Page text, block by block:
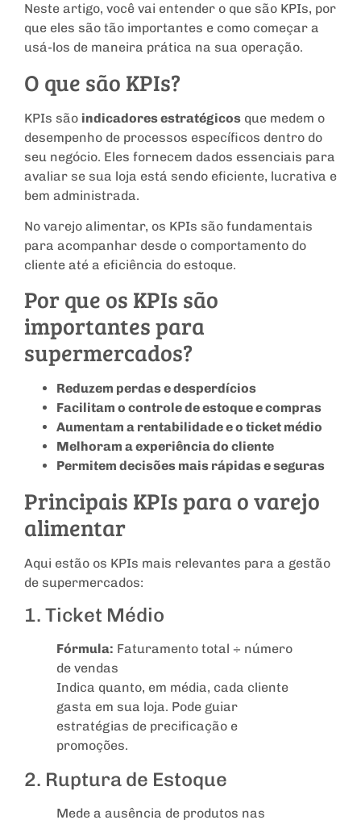
Neste artigo, você vai entender o que são KPIs, por
que eles são tão importantes e como começar a
usá-los de maneira prática na sua operação.
O que são KPIs?
KPIs são indicadores estratégicos que medem o
desempenho de processos específicos dentro do
seu negócio. Eles fornecem dados essenciais para
avaliar se sua loja está sendo eficiente, lucrativa e
bem administrada.
No varejo alimentar, os KPIs são fundamentais
para acompanhar desde o comportamento do
cliente até a eficiência do estoque.
Por que os KPIs são
importantes para
supermercados?
Reduzem perdas e desperdícios
Facilitam o controle de estoque e compras
Aumentam a rentabilidade e o ticket médio
Melhoram a experiência do cliente
Permitem decisões mais rápidas e seguras
Principais KPIs para o varejo
alimentar
Aqui estão os KPIs mais relevantes para a gestão
de supermercados:
1. Ticket Médio
Fórmula: Faturamento total ÷ número
de vendas
Indica quanto, em média, cada cliente
gasta em sua loja. Pode guiar
estratégias de precificação e
promoções.
2. Ruptura de Estoque
Mede a ausência de produtos nas